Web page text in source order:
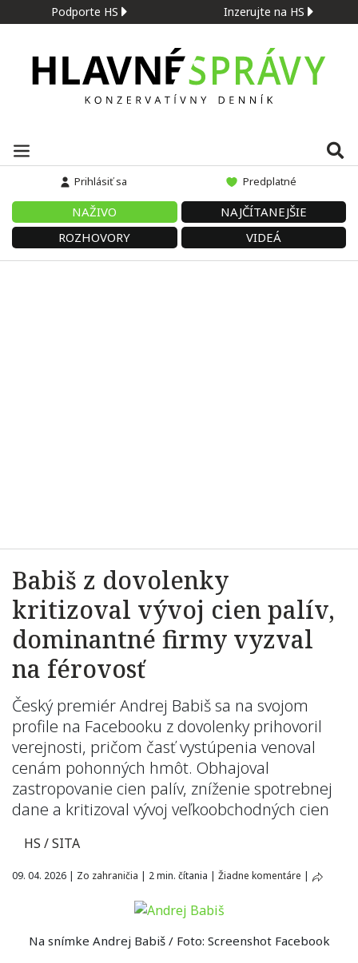
Podporte HS Inzerujte na HS
Prihlásiť sa Predplatné
NAŽIVO
NAJČÍTANEJŠIE
ROZHOVORY
VIDEÁ
Babiš z dovolenky
kritizoval vývoj cien palív,
dominantné firmy vyzval
na férovosť
Český premiér Andrej Babiš sa na svojom
profile na Facebooku z dovolenky prihovoril
verejnosti, pričom časť vystúpenia venoval
cenám pohonných hmôt. Obhajoval
zastropovanie cien palív, zníženie spotrebnej
dane a kritizoval vývoj veľkoobchodných cien
HS / SITA
09. 04. 2026 | Zo zahraničia | 2 min. čítania | Žiadne komentáre |
Na snímke Andrej Babiš / Foto: Screenshot Facebook